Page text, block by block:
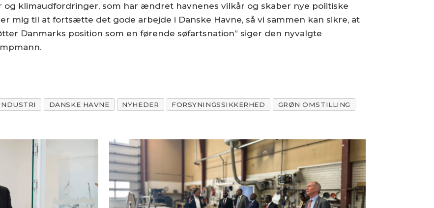
klimaudfordringer, som har ændret havnenes vilkår og skaber nye politiske
mig til at fortsætte det gode arbejde i Danske Havne, så vi sammen kan sikre, at
Danmarks position som en førende søfartsnation” siger den nyvalgte
DANSKE HAVNE NYHEDER FORSYNINGSSIKKERHED GRØN OMSTILLING